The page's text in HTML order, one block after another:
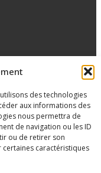
des technologies
aux informations des
nous permettra de
de navigation ou les ID
ou de retirer son
caractéristiques